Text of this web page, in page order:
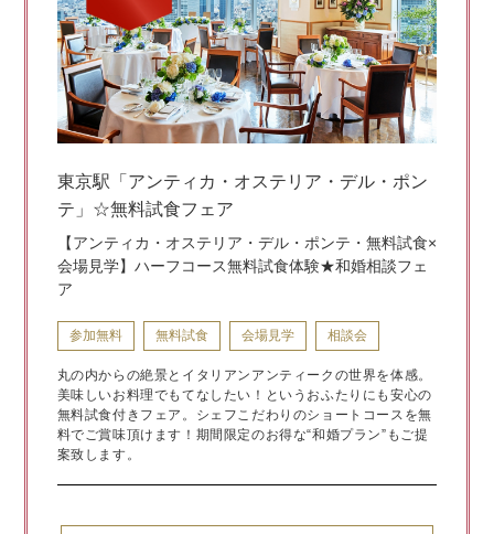
東京駅「アンティカ・オステリア・デル・ポン
テ」☆無料試食フェア
【アンティカ・オステリア・デル・ポンテ・無料試食×
会場見学】ハーフコース無料試食体験★和婚相談フェ
ア
参加無料 無料試食 会場見学 相談会
丸の内からの絶景とイタリアンアンティークの世界を体感。
美味しいお料理でもてなしたい！というおふたりにも安心の
無料試食付きフェア。シェフこだわりのショートコースを無
料でご賞味頂けます！期間限定のお得な“和婚プラン”もご提
案致します。